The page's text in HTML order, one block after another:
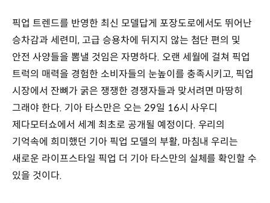
픽업 트렌드를 반영한 최신 모델답게 포장도로에서도 뛰어난
승차감과 세련미, 고급 승용차에 뒤지지 않는 첨단 편의 및
안전 사양들을 뽐낼 것임은 자명하다. 오랜 세월에 걸쳐 픽업
트럭의 매력을 경험한 소비자들의 눈높이를 충족시키고, 픽업
시장에서 잔뼈가 굵은 쟁쟁한 경쟁자들과 맞서려면 마땅히
그래야 한다. 기아 타스만은 오는 29일 16시 사우디
제다모터쇼에서 세계 최초로 공개될 예정이다. 우리의
기억속에 희미했던 기아 픽업 모델의 부활, 마침내 우리는
새로운 라이프스타일 픽업 더 기아 타스만의 실체를 확인할 수
있을 것이다.